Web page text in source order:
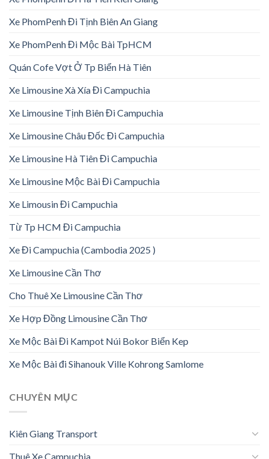
Xe PhomPenh Đi Tịnh Biên An Giang
Xe PhomPenh Đi Mộc Bài TpHCM
Quán Cofe Vợt Ở Tp Biển Hà Tiên
Xe Limousine Xà Xía Đi Campuchia
Xe Limousine Tịnh Biên Đi Campuchia
Xe Limousine Châu Đốc Đi Campuchia
Xe Limousine Hà Tiên Đi Campuchia
Xe Limousine Mộc Bài Đi Campuchia
Xe Limousin Đi Campuchia
Từ Tp HCM Đi Campuchia
Xe Đi Campuchia (Cambodia 2025 )
Xe Limousine Cần Thơ
Cho Thuê Xe Limousine Cần Thơ
Xe Hợp Đồng Limousine Cần Thơ
Xe Mộc Bài Đi Kampot Núi Bokor Biển Kep
Xe Mộc Bài đi Sihanouk Ville Kohrong Samlome
CHUYÊN MỤC
Kiên Giang Transport
Thuê Xe Campuchia